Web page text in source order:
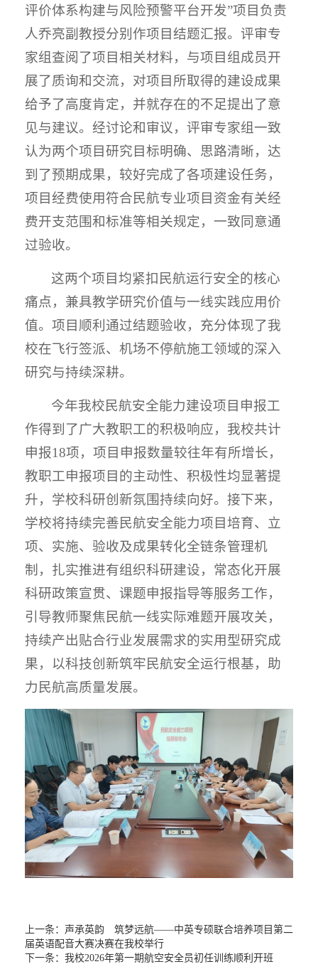
评价体系构建与风险预警平台开发”项目负责
人乔亮副教授分别作项目结题汇报。评审专
家组查阅了项目相关材料，与项目组成员开
展了质询和交流，对项目所取得的建设成果
给予了高度肯定，并就存在的不足提出了意
见与建议。经讨论和审议，评审专家组一致
认为两个项目研究目标明确、思路清晰，达
到了预期成果，较好完成了各项建设任务，
项目经费使用符合民航专业项目资金有关经
费开支范围和标准等相关规定，一致同意通
过验收。
这两个项目均紧扣民航运行安全的核心
痛点，兼具教学研究价值与一线实践应用价
值。项目顺利通过结题验收，充分体现了我
校在飞行签派、机场不停航施工领域的深入
研究与持续深耕。
今年我校民航安全能力建设项目申报工
作得到了广大教职工的积极响应，我校共计
申报18项，项目申报数量较往年有所增长，
教职工申报项目的主动性、积极性均显著提
升，学校科研创新氛围持续向好。接下来，
学校将持续完善民航安全能力项目培育、立
项、实施、验收及成果转化全链条管理机
制，扎实推进有组织科研建设，常态化开展
科研政策宣贯、课题申报指导等服务工作，
引导教师聚焦民航一线实际难题开展攻关，
持续产出贴合行业发展需求的实用型研究成
果，以科技创新筑牢民航安全运行根基，助
力民航高质量发展。
上一条： 声承英韵 筑梦远航——中英专硕联合培养项目第二
届英语配音大赛决赛在我校举行
下一条： 我校2026年第一期航空安全员初任训练顺利开班